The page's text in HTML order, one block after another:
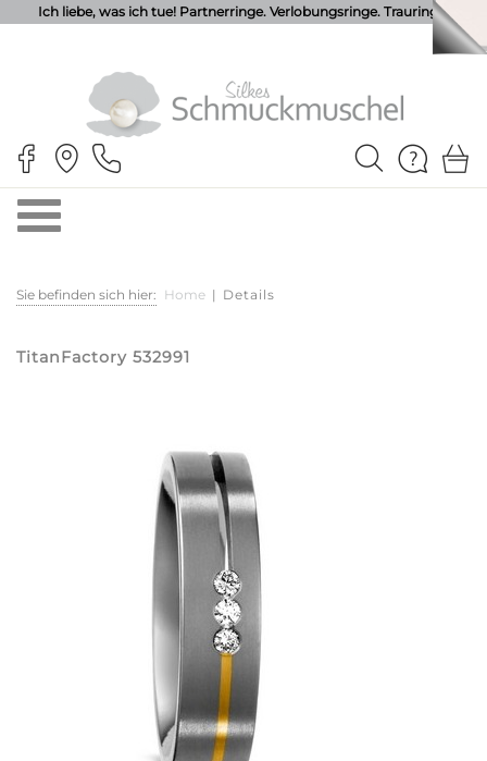
Ich liebe, was ich tue! Partnerringe. Verlobungsringe. Trauringe.
Sie befinden sich hier: Home | Details
TitanFactory 532991